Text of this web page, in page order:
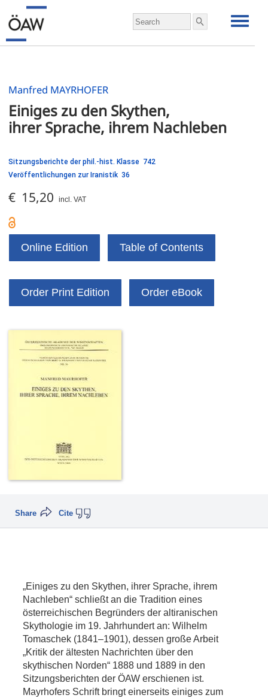
Manfred MAYRHOFER
Einiges zu den Skythen,
ihrer Sprache, ihrem Nachleben
Sitzungsberichte der phil.-hist. Klasse 742
Veröffentlichungen zur Iranistik 36
€ 15,20 incl. VAT
Online Edition Table of Contents
Order Print Edition Order eBook
Cite
Share
„Einiges zu den Skythen, ihrer Sprache, ihrem
Nachleben“ schließt an die Tradition eines
österreichischen Begründers der altiranischen
Skythologie im 19. Jahrhundert an: Wilhelm
Tomaschek (1841–1901), dessen große Arbeit
„Kritik der ältesten Nachrichten über den
skythischen Norden“ 1888 und 1889 in den
Sitzungsberichten der ÖAW erschienen ist.
Mayrhofers Schrift bringt einerseits einiges zum